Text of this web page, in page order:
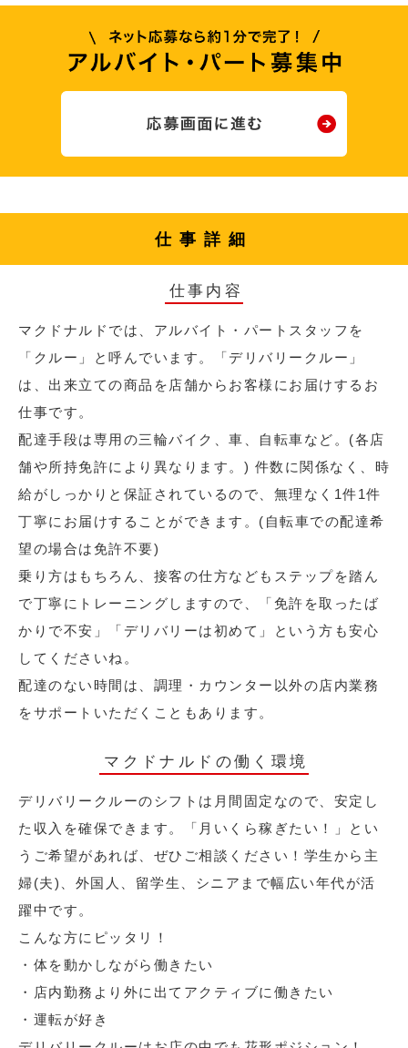
仕事詳細
仕事内容
マクドナルドでは、アルバイト・パートスタッフを
「クルー」と呼んでいます。「デリバリークルー」
は、出来立ての商品を店舗からお客様にお届けするお
仕事です。
配達手段は専用の三輪バイク、車、自転車など。(各店
舗や所持免許により異なります。) 件数に関係なく、時
給がしっかりと保証されているので、無理なく1件1件
丁寧にお届けすることができます。(自転車での配達希
望の場合は免許不要)
乗り方はもちろん、接客の仕方などもステップを踏ん
で丁寧にトレーニングしますので、「免許を取ったば
かりで不安」「デリバリーは初めて」という方も安心
してくださいね。
配達のない時間は、調理・カウンター以外の店内業務
をサポートいただくこともあります。
マクドナルドの働く環境
デリバリークルーのシフトは月間固定なので、安定し
た収入を確保できます。「月いくら稼ぎたい！」とい
うご希望があれば、ぜひご相談ください！学生から主
婦(夫)、外国人、留学生、シニアまで幅広い年代が活
躍中です。
こんな方にピッタリ！
・体を動かしながら働きたい
・店内勤務より外に出てアクティブに働きたい
・運転が好き